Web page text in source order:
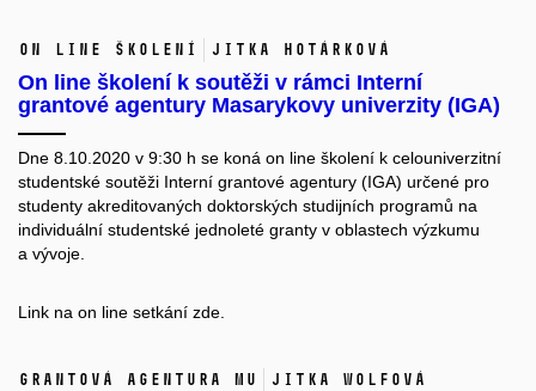
on line školení Jitka Hotárková
On line školení k soutěži v rámci Interní
grantové agentury Masarykovy univerzity (IGA)
Dne 8.10.2020 v 9:30 h se koná on line školení k celouniverzitní
studentské soutěži Interní grantové agentury (IGA) určené pro
studenty akreditovaných doktorských studijních programů na
individuální studentské jednoleté granty v oblastech výzkumu
a vývoje.
Link na on line setkání zde.
Grantová agentura MU Jitka Wolfová